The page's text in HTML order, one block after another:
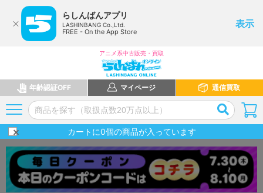
らしんばんアプリ
LASHINBANG Co.,Ltd.
FREE - On the App Store
表示
アニメ系中古販売・買取
年齢認証OFF マイページ 通信買取
カートに0個の商品が入っています